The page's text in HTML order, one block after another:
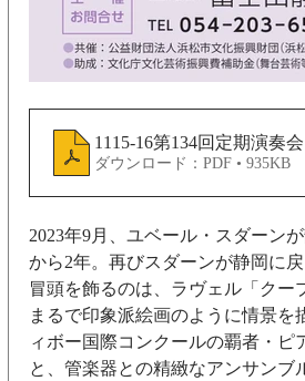
1115-16第134回定期演奏
ダウンロード：PDF • 935KB
2023年9月、ユベール・スダーン
から2年。再びスダーンが静岡に
冒頭を飾るのは、ラヴェル「クー
まるで印象派絵画のように情景
ィボー国際コンクールの覇者・ピ
と、管楽器との精緻なアンサン